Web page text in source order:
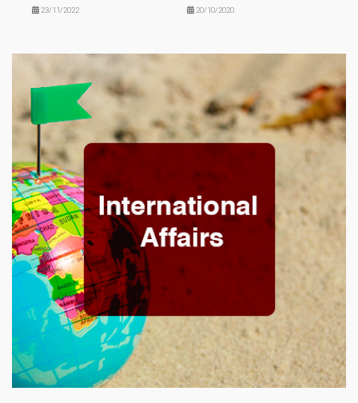
23/11/2022 20/10/2020